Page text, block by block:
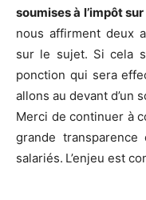
soumises à l’impôt
nous affirment deux
sur le sujet. Si cela
ponction qui sera
allons au devant d’un
Merci de continuer à
grande
salariés. L’enjeu est